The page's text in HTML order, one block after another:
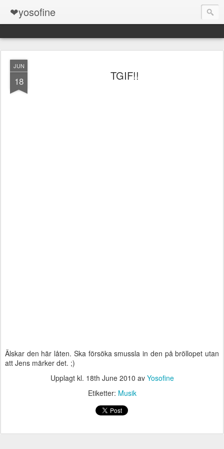
❤yosofine
JUN
18 TGIF!!
Älskar den här låten. Ska försöka smussla in den på bröllopet utan
att Jens märker det. ;)
Upplagt kl. 18th June 2010 av Yosofine
Etiketter: Musik